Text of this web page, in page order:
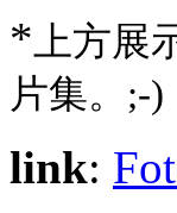
*上方展
片集。;-)
link: